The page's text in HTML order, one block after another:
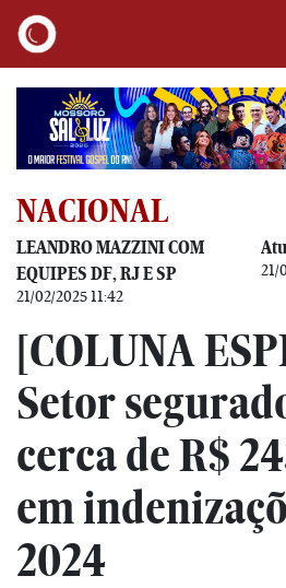
NACIONAL
LEANDRO MAZZINI COM
EQUIPES DF, RJ E SP
21/02/2025 11:42
21/
[COLUNA
Setor
cerca de R$
em
2024